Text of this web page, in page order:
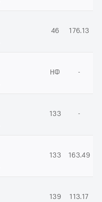
46 176.13
НФ -
133 -
133 163.49
139 113.17